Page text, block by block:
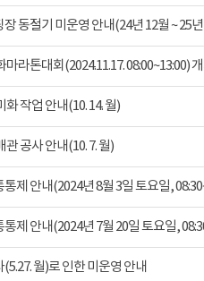
동절기 미운영 안내(24년 12월 ~ 25
마라톤대회(2024.11.17. 08:00~13:00)
화 작업 안내(10. 14. 월)
관 공사 안내(10. 7. 월)
제 안내(2024년 8월 3일 토요일,
제 안내(2024년 7월 20일 토요일,
월)로 인한 미운영 안내